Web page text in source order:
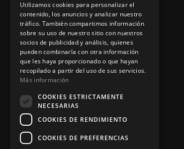
Dónde encontrarnos
+34871043524
zinemarratxi@gmail.com
Balears
Utilizamos cookies para personalizar el
contenido, los anuncios y analizar nuestro
tráfico. También compartimos información
sobre su uso de nuestro sitio con nuestros
socios de publicidad y análisis, quienes
pueden combinarla con otra información
que les haya proporcionado o que hayan
recopilado a partir del uso de sus servicios.
Más información
COOKIES ESTRICTAMENTE
NECESARIAS
COOKIES DE RENDIMIENTO
COOKIES DE PREFERENCIAS